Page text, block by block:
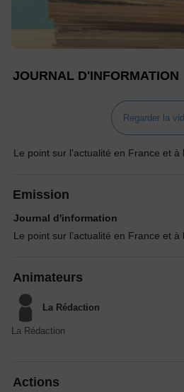
JOURNAL D'INFORMATION
Regarder la
Le point sur l’actualité en France et à
Emission
Journal d'information
Le point sur l’actualité en France et à
Animateurs
La Rédaction
La Rédaction
Actions